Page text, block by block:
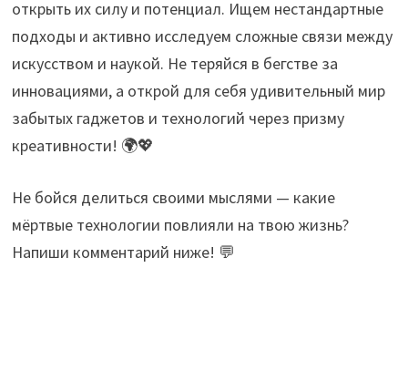
открыть их силу и потенциал. Ищем нестандартные
подходы и активно исследуем сложные связи между
искусством и наукой. Не теряйся в бегстве за
инновациями, а открой для себя удивительный мир
забытых гаджетов и технологий через призму
креативности! 🌍💖
Не бойся делиться своими мыслями — какие
мёртвые технологии повлияли на твою жизнь?
Напиши комментарий ниже! 💬